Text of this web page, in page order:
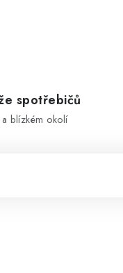
spotřebičů
blízkém okolí